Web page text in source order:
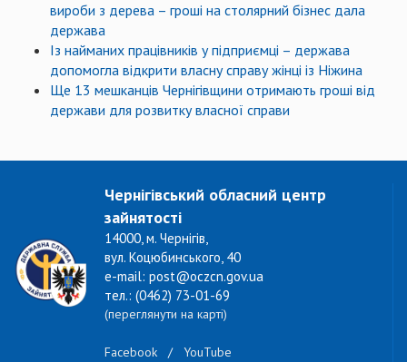
вироби з дерева – гроші на столярний бізнес дала
держава
Із найманих працівників у підприємці – держава
допомогла відкрити власну справу жінці із Ніжина
Ще 13 мешканців Чернігівщини отримають гроші від
держави для розвитку власної справи
Чернігівський обласний центр
зайнятості
14000, м. Чернігів,
вул. Коцюбинського, 40
e-mail: post@oczcn.gov.ua
тел.: (0462) 73-01-69
(переглянути на карті)
Facebook / YouTube